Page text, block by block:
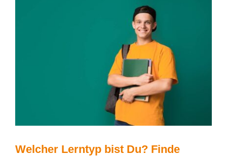
Student:innen
Welcher Lerntyp bist Du? Finde